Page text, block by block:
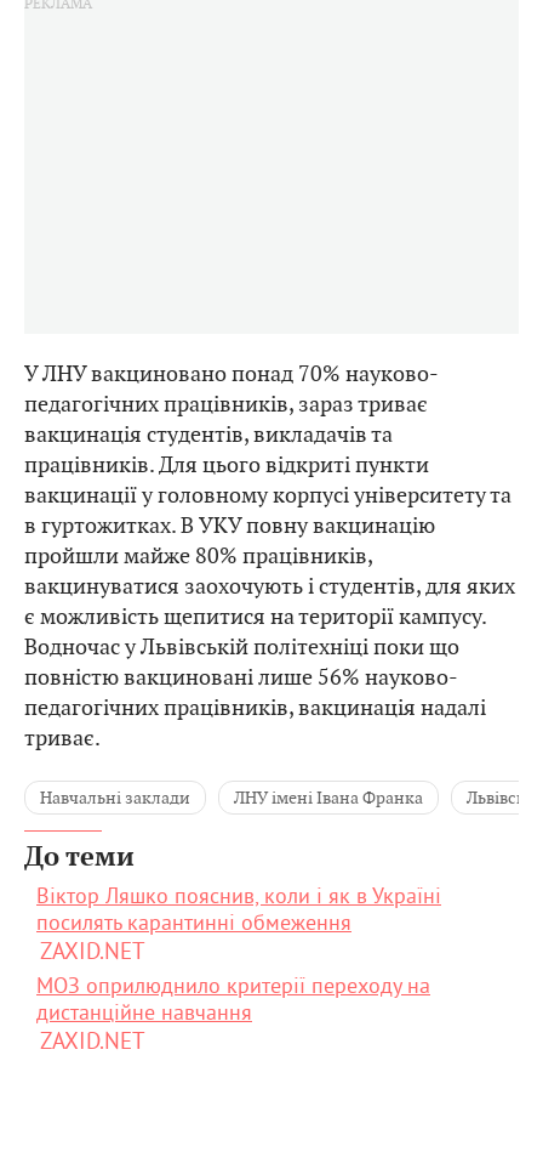
У ЛНУ вакциновано понад 70% науково-
педагогічних працівників, зараз триває
вакцинація студентів, викладачів та
працівників. Для цього відкриті пункти
вакцинації у головному корпусі університету та
в гуртожитках. В УКУ повну вакцинацію
пройшли майже 80% працівників,
вакцинуватися заохочують і студентів, для яких
є можливість щепитися на території кампусу.
Водночас у Львівській політехніці поки що
повністю вакциновані лише 56% науково-
педагогічних працівників, вакцинація надалі
триває.
Навчальні заклади ЛНУ імені Івана Франка
До теми
Віктор Ляшко пояснив, коли і як в Україні
посилять карантинні обмеження
ZAXID.NET
МОЗ оприлюднило критерії переходу на
дистанційне навчання
ZAXID.NET